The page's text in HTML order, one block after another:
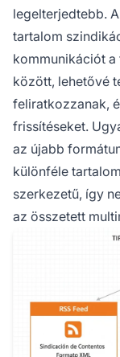
legelterjedtebb.
tartalom
kommunikációt
között, lehetővé
feliratkozzanak,
frissítéseket.
az újabb
különféle
szerkezetű, így
az összetett